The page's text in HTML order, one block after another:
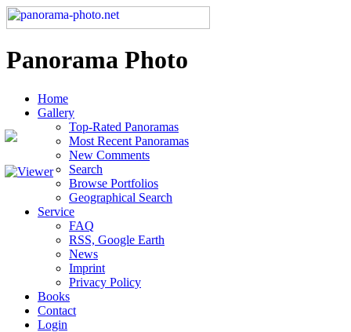
Panorama Photo
Home
Gallery
Top-Rated Panoramas
Most Recent Panoramas
New Comments
Search
Browse Portfolios
Geographical Search
Service
FAQ
RSS, Google Earth
News
Imprint
Privacy Policy
Books
Contact
Login